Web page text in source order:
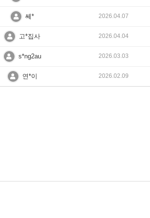
쎄* 2026.04.07
고*집사 2026.04.04
s*ng2au 2026.03.03
연*이 2026.02.09